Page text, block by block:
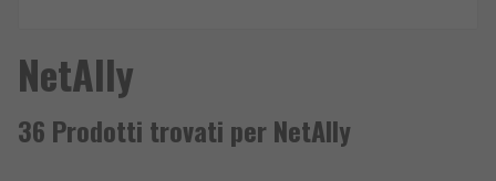
NetAlly
36 Prodotti trovati per NetAlly